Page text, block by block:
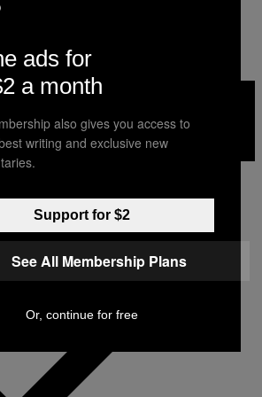
BARITAUX, ΦΩΤΟΓΡΑΦΊΕΣ: DAFY HAGAI
INSTAGRAM
TIKTOK
YOUTUBE
PUBLISHING, LLC
ads for
a month
also gives you access to
writing and exclusive new
Support for $2
See All Membership Plans
Or, continue for free